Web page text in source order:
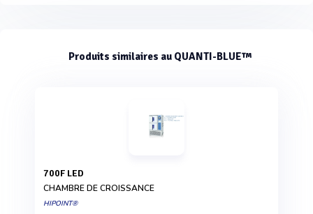
Produits similaires au QUANTI-BLUE™
700F LED
CHAMBRE DE CROISSANCE
HIPOINT®